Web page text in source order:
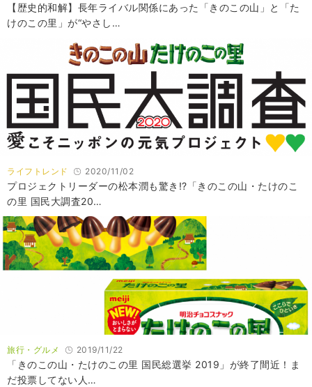
【歴史的和解】長年ライバル関係にあった「きのこの山」と「た
けのこの里」が“やさし…
ライフトレンド 2020/11/02
プロジェクトリーダーの松本潤も驚き!?「きのこの山・たけのこ
の里 国民大調査20…
旅行・グルメ 2019/11/22
「きのこの山・たけのこの里 国民総選挙 2019」が終了間近！ま
だ投票してない人…